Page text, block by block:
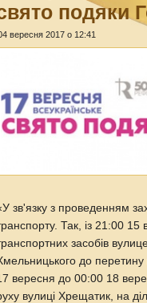
подяки
вересня 2017 о 12:41
зв'язку з проведенням
Так, із 21:00 15
засобів
до перетину
вересня до 00:00 18
вулиці Хрещатик, на